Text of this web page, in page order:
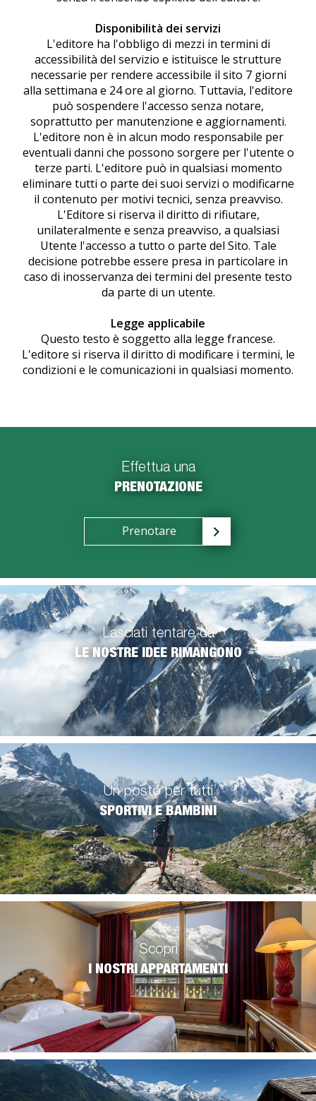
Disponibilità dei servizi
L'editore ha l'obbligo di mezzi in termini di
accessibilità del servizio e istituisce le strutture
necessarie per rendere accessibile il sito 7 giorni
alla settimana e 24 ore al giorno. Tuttavia, l'editore
può sospendere l'accesso senza notare,
soprattutto per manutenzione e aggiornamenti.
L'editore non è in alcun modo responsabile per
eventuali danni che possono sorgere per l'utente o
terze parti. L'editore può in qualsiasi momento
eliminare tutti o parte dei suoi servizi o modificarne
il contenuto per motivi tecnici, senza preavviso.
L'Editore si riserva il diritto di rifiutare,
unilateralmente e senza preavviso, a qualsiasi
Utente l'accesso a tutto o parte del Sito. Tale
decisione potrebbe essere presa in particolare in
caso di inosservanza dei termini del presente testo
da parte di un utente.
Legge applicabile
Questo testo è soggetto alla legge francese.
L'editore si riserva il diritto di modificare i termini, le
condizioni e le comunicazioni in qualsiasi momento.
Effettua una
PRENOTAZIONE
Prenotare
Lasciati tentare da
LE NOSTRE IDEE RIMANGONO
Un posto per tutti
SPORTIVI E BAMBINI
Scopri
I NOSTRI APPARTAMENTI